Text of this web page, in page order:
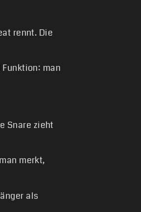
rennt. Die
man
Snare zieht
merkt,
als